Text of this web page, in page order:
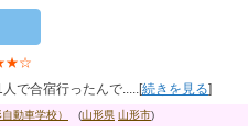
で合宿行ったんで.....[続きを見る]
動車学校） (山形県 山形市)